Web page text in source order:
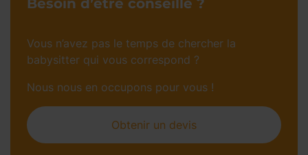
Besoin d’être conseillé ?
Vous n’avez pas le temps de chercher la
babysitter qui vous correspond ?
Nous nous en occupons pour vous !
Obtenir un devis